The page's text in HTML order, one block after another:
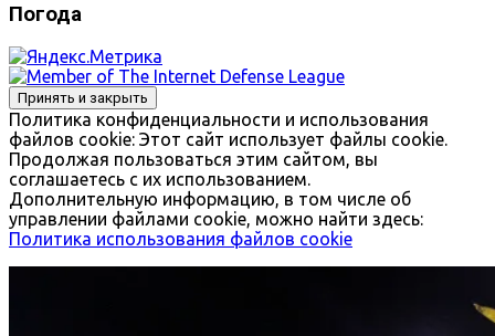
Погода
Политика конфиденциальности и использования
файлов сookie: Этот сайт использует файлы cookie.
Продолжая пользоваться этим сайтом, вы
соглашаетесь с их использованием.
Дополнительную информацию, в том числе об
управлении файлами cookie, можно найти здесь:
Политика использования файлов cookie